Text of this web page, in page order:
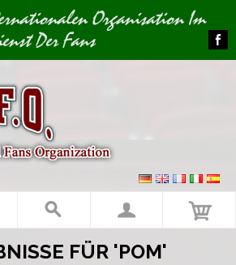
Organisation Im
Der Fans
FÜR 'POM'